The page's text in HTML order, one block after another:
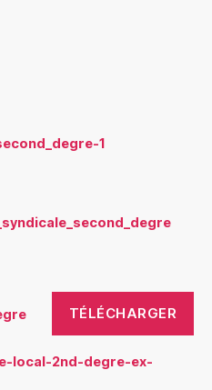
1
TÉLÉCHARGER
local-2nd-degre-ex-